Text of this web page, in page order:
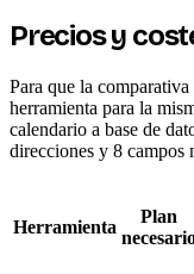
Precios y
Para que la comparativa
herramienta para la
calendario a base de
direcciones y 8 campos
Herramienta
Plan